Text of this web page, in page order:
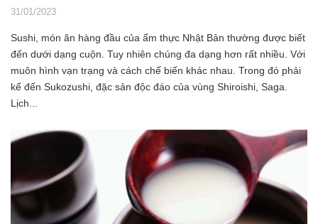
31/01/2023
Sushi, món ăn hàng đầu của ẩm thực Nhật Bản thường được biết
đến dưới dạng cuộn. Tuy nhiên chúng đa dạng hơn rất nhiều. Với
muôn hình vạn trạng và cách chế biến khác nhau. Trong đó phải
kể đến Sukozushi, đặc sản độc đáo của vùng Shiroishi, Saga.
Lịch...